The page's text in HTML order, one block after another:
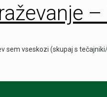
sem vseskozi (skupaj s